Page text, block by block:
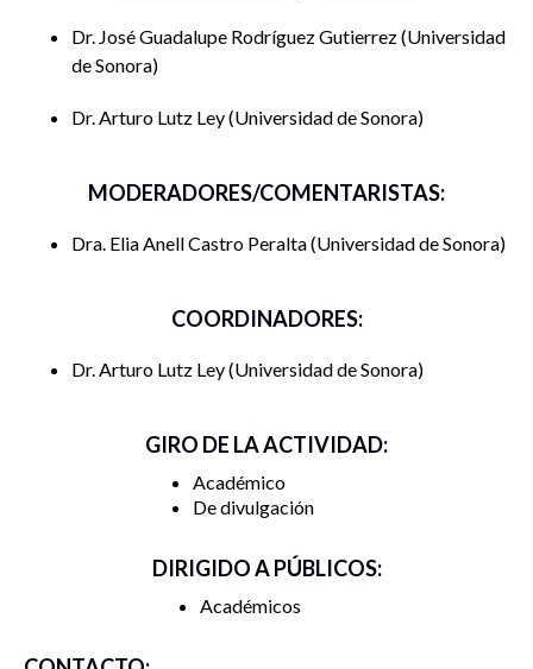
Dr. José Guadalupe Rodríguez Gutierrez Universidad
de Sonora
Dr. Arturo Lutz Ley Universidad de Sonora
MODERADORES/COMENTARISTAS:
Dra. Elia Anell Castro Peralta Universidad de Sonora
COORDINADORES:
Dr. Arturo Lutz Ley Universidad de Sonora
GIRO DE LA ACTIVIDAD:
Académico
De divulgación
DIRIGIDO A PÚBLICOS:
Académicos